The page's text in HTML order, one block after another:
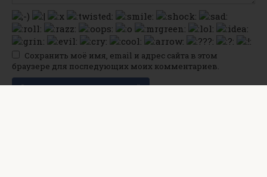
Сохранить моё имя, email и адрес сайта в этом
браузере для последующих моих комментариев.